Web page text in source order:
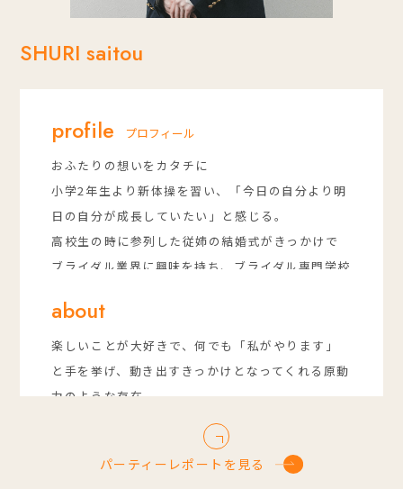
SHURI saitou
profile
プロフィール
おふたりの想いをカタチに
小学2年生より新体操を習い、「今日の自分より明
日の自分が成長していたい」と感じる。
高校生の時に参列した従姉の結婚式がきっかけで
ブライダル業界に興味を持ち、ブライダル専門学校
はじめはヘアメイクを志していたが、新郎新婦様
の1番近くでお手伝いができるウエディングプラン
ナーに夢を持つ。
“結婚式だから“という概念を取り払い、伝えたい
え方を一緒に創っていきたいです。
新郎新婦様の想いやこだわりをとことん伺い、
about
楽しいことが大好きで、何でも「私がやります」
と手を挙げ、動き出すきっかけとなってくれる原動
力のような存在。
「やると決めたことはやり抜く」「やるからには
妥協をしない」と自分自身に負けず嫌いな性格
が、彼女の自信と責任感に表れている。
パーティーレポートを見る